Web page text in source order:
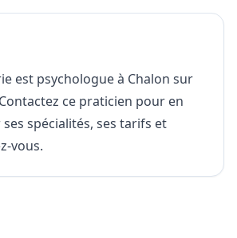
est psychologue à Chalon sur
ce praticien pour en
spécialités, ses tarifs et
vous.